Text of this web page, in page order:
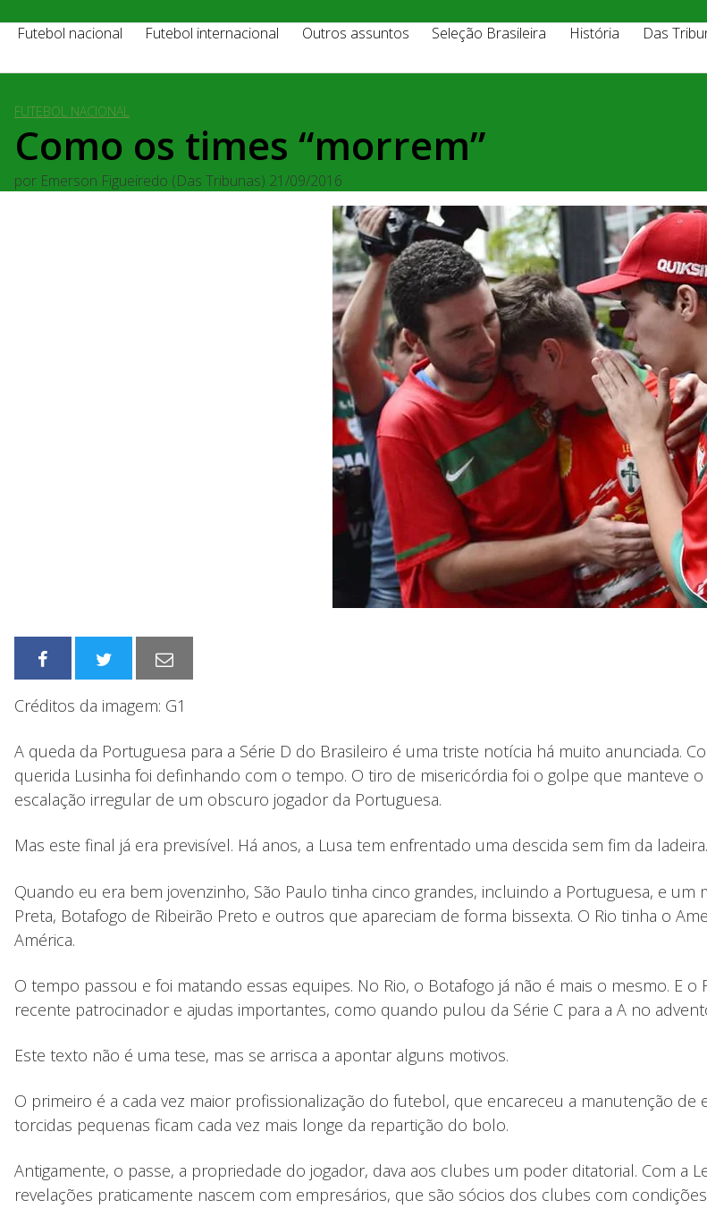
Futebol nacional Futebol internacional Outros assuntos Seleção Brasileira História Das
FUTEBOL NACIONAL
Como os times “morrem”
por Emerson Figueiredo (Das Tribunas) 21/09/2016
Créditos da imagem: G1
A queda da Portuguesa para a Série D do Brasileiro é uma triste notícia há muito anunciada.
querida Lusinha foi definhando com o tempo. O tiro de misericórdia foi o golpe que manteve
escalação irregular de um obscuro jogador da Portuguesa.
Mas este final já era previsível. Há anos, a Lusa tem enfrentado uma descida sem fim da
Quando eu era bem jovenzinho, São Paulo tinha cinco grandes, incluindo a Portuguesa, e
Preta, Botafogo de Ribeirão Preto e outros que apareciam de forma bissexta. O Rio tinha o
América.
O tempo passou e foi matando essas equipes. No Rio, o Botafogo já não é mais o mesmo. E
recente patrocinador e ajudas importantes, como quando pulou da Série C para a A no
Este texto não é uma tese, mas se arrisca a apontar alguns motivos.
O primeiro é a cada vez maior profissionalização do futebol, que encareceu a manutenção de
torcidas pequenas ficam cada vez mais longe da repartição do bolo.
Antigamente, o passe, a propriedade do jogador, dava aos clubes um poder ditatorial. Com a
revelações praticamente nascem com empresários, que são sócios dos clubes com